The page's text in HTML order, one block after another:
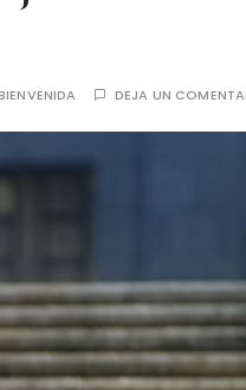
DEJA UN